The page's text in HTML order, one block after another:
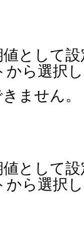
として
から選択
ません。
として
から選択